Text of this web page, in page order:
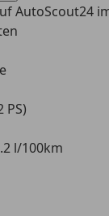
AutoScout24
PS)
l/100km